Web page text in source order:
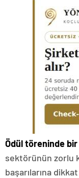
Ödül töreninde
sektörünün zorlu
başarılarına